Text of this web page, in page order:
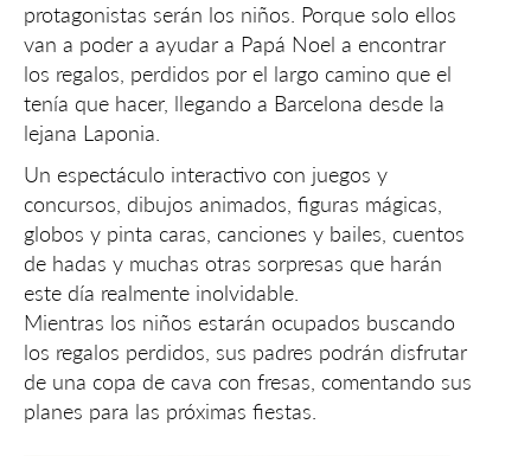
protagonistas serán los niños. Porque solo ellos
van a poder a ayudar a Papá Noel a encontrar
los regalos, perdidos por el largo camino que el
tenía que hacer, llegando a Barcelona desde la
lejana Laponia.
Un espectáculo interactivo con juegos y
concursos, dibujos animados, figuras mágicas,
globos y pinta caras, canciones y bailes, cuentos
de hadas y muchas otras sorpresas que harán
este día realmente inolvidable.
Mientras los niños estarán ocupados buscando
los regalos perdidos, sus padres podrán disfrutar
de una copa de cava con fresas, comentando sus
planes para las próximas fiestas.